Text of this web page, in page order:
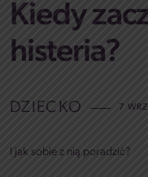
Kiedy
histeria?
DZIECKO 7
I jak sobie z nią poradzić?